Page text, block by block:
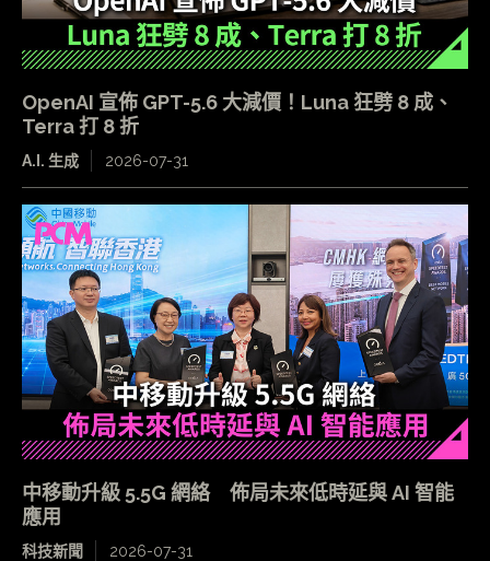
OpenAI 宣佈 GPT-5.6 大減價！Luna 狂劈 8 成、
Terra 打 8 折
A.I. 生成 2026-07-31
中移動升級 5.5G 網絡 佈局未來低時延與 AI 智能
應用
科技新聞 2026-07-31